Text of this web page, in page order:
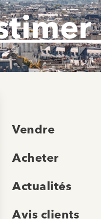
Vendre
Acheter
Actualités
Avis clients